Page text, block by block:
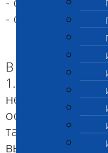
- сельско-
В данное
1. Заключение
основного
также
выписного